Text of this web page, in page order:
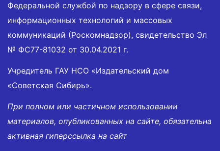
Федеральной службой по надзору в сфере связи,
информационных технологий и массовых
коммуникаций (Роскомнадзор), свидетельство Эл
№ ФС77-81032 от 30.04.2021 г.
Учредитель ГАУ НСО «Издательский дом
«Советская Сибирь».
При полном или частичном использовании
материалов, опубликованных на сайте, обязательна
активная гиперссылка на сайт